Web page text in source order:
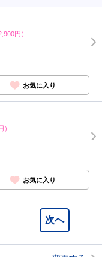
円）
お気に入り
）
お気に入り
次へ